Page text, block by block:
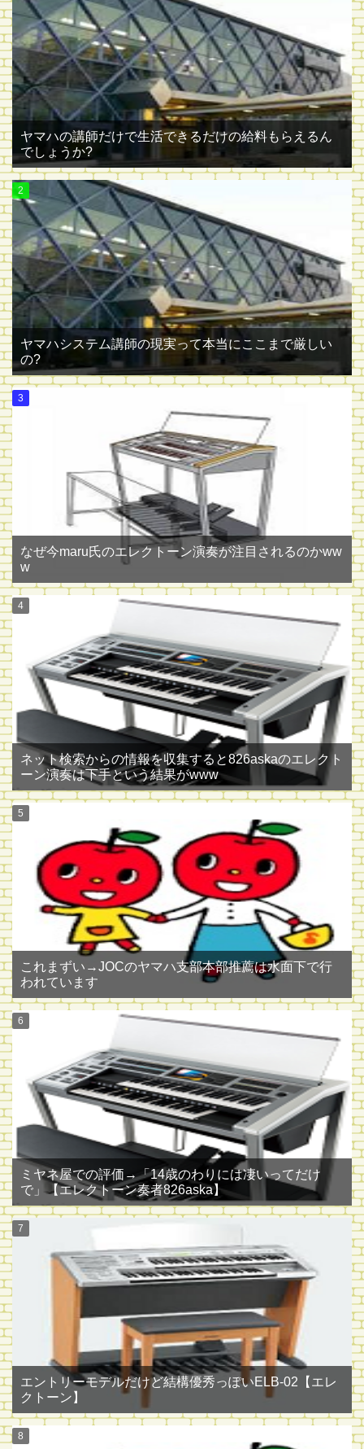
ヤマハの講師だけで生活できるだけの給料もらえるん
でしょうか?
ヤマハシステム講師の現実って本当にここまで厳しい
の?
なぜ今maru氏のエレクトーン演奏が注目されるのかww
w
ネット検索からの情報を収集すると826askaのエレクト
ーン演奏は下手という結果がwww
これまずい→JOCのヤマハ支部本部推薦は水面下で行
われています
ミヤネ屋での評価→「14歳のわりには凄いってだけ
で」【エレクトーン奏者826aska】
エントリーモデルだけど結構優秀っぽいELB-02【エレ
クトーン】